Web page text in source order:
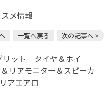
メ情報
一覧へ戻る 次の記事へ >
ット タイヤ＆ホイー
アモニター＆スピーカ
アエアロ